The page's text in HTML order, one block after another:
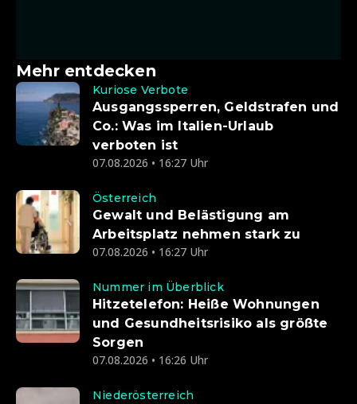
Mehr entdecken
Kuriose Verbote
Ausgangssperren, Geldstrafen und
Co.: Was im Italien-Urlaub
verboten ist
07.08.2026 • 16:27 Uhr
Österreich
Gewalt und Belästigung am
Arbeitsplatz nehmen stark zu
07.08.2026 • 16:27 Uhr
Nummer im Überblick
Hitzetelefon: Heiße Wohnungen
und Gesundheitsrisiko als größte
Sorgen
07.08.2026 • 16:26 Uhr
Niederösterreich